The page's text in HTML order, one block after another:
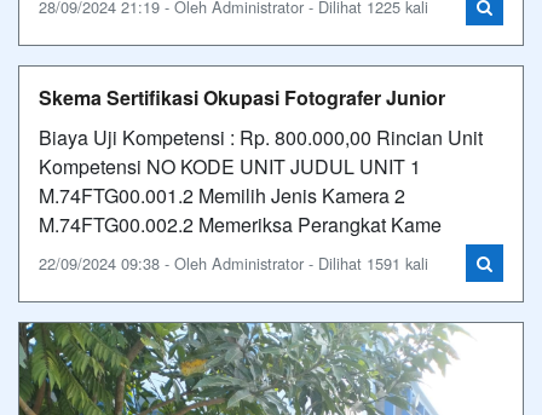
28/09/2024 21:19 - Oleh Administrator - Dilihat 1225 kali
Skema Sertifikasi Okupasi Fotografer Junior
Biaya Uji Kompetensi : Rp. 800.000,00 Rincian Unit
Kompetensi NO KODE UNIT JUDUL UNIT 1
M.74FTG00.001.2 Memilih Jenis Kamera 2
M.74FTG00.002.2 Memeriksa Perangkat Kame
22/09/2024 09:38 - Oleh Administrator - Dilihat 1591 kali